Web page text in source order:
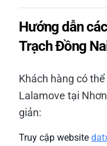
Hướng dẫn
Trạch Đồng
Khách hàng có
Lalamove tại
giản:
Truy cập website